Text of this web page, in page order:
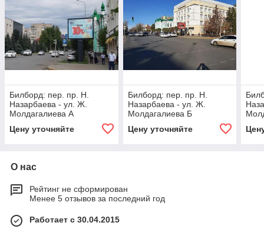
Билборд: пер. пр. Н.
Назарбаева - ул. Ж.
Молдагалиева А
Цену уточняйте
Билборд: пер. пр. Н.
Назарбаева - ул. Ж.
Молдагалиева Б
Цену уточняйте
О нас
Рейтинг не сформирован
Менее 5 отзывов за последний год
Работает с 30.04.2015